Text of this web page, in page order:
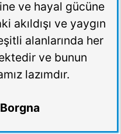
ve hayal gücüne
akıldışı ve yaygın
alanlarında her
ve bunun
lazımdır.